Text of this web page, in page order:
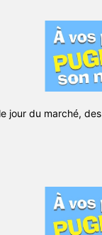
jour du marché, des